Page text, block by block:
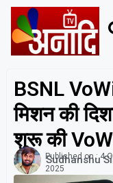
BSNL
मिशन की
शुरू की
Sudhanshu
Published on : 4
2025